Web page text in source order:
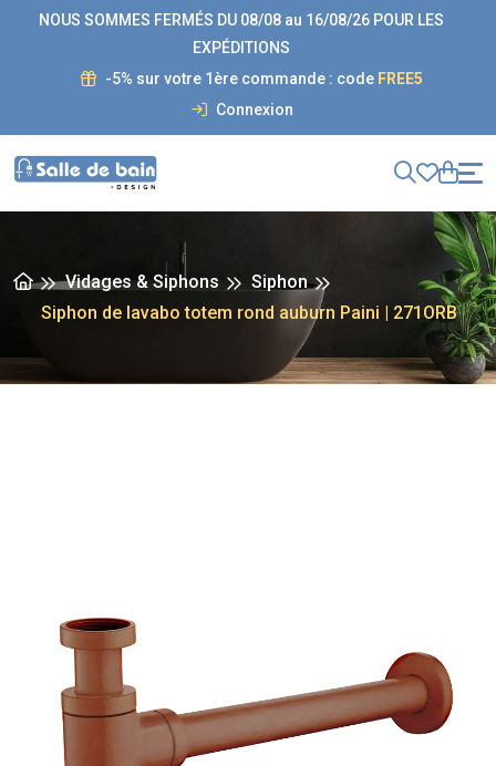
NOUS SOMMES FERMÉS DU 08/08 au 16/08/26 POUR LES
EXPÉDITIONS
-5% sur votre 1ère commande : code FREE5
Connexion
Vidages & Siphons
Siphon
Siphon de lavabo totem rond auburn Paini | 271ORB